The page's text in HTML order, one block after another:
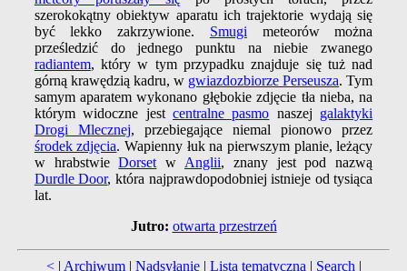
szerokokątny obiektyw aparatu ich trajektorie wydają się
być lekko zakrzywione. Smugi meteorów można
prześledzić do jednego punktu na niebie zwanego
radiantem, który w tym przypadku znajduje się tuż nad
górną krawędzią kadru, w gwiazdozbiorze Perseusza. Tym
samym aparatem wykonano głębokie zdjęcie tła nieba, na
którym widoczne jest centralne pasmo naszej galaktyki
Drogi Mlecznej, przebiegające niemal pionowo przez
środek zdjęcia. Wapienny łuk na pierwszym planie, leżący
w hrabstwieDorset w Anglii, znany jest pod nazwą
Durdle Door, która najprawdopodobniej istnieje od tysiąca
lat.
Jutro: otwarta przestrzeń
<| Archiwum| Nadsyłanie| Lista tematyczna | Search |